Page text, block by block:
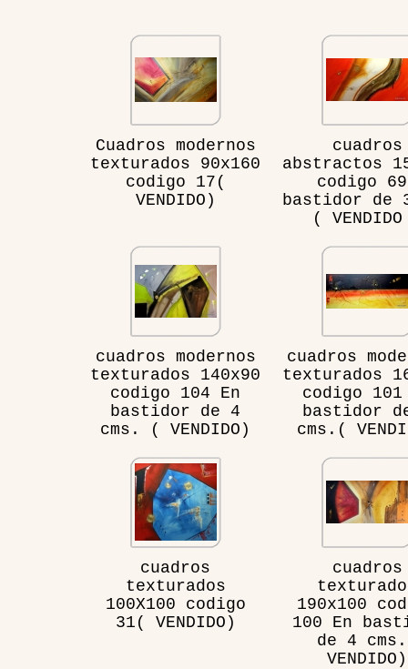
Cuadros modernos
texturados 90x160
codigo 17(
VENDIDO)
cuadros
abstractos
codigo
bastidor de
(
cuadros modernos
texturados 140x90
codigo 104 En
bastidor de 4
cms. ( VENDIDO)
cuadros
texturados
codigo 101
bastidor
cms.(
cuadros
texturados
100X100 codigo
31( VENDIDO)
cuadros
190x100
100 En
de 4
VENDIDO)